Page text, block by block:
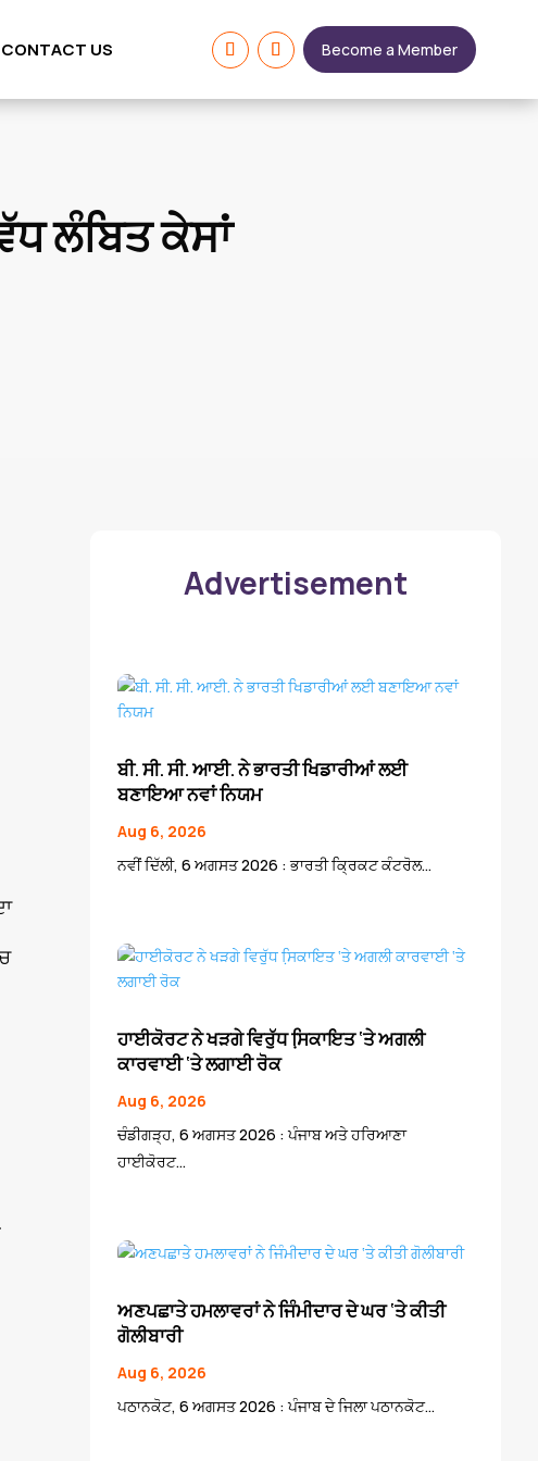
CONTACT US Become a Member
ਲੰਬਿਤ ਕੇਸਾਂ
Advertisement
ਬੀ. ਸੀ. ਸੀ. ਆਈ. ਨੇ ਭਾਰਤੀ ਖਿਡਾਰੀਆਂ ਲਈ
ਬਣਾਇਆ ਨਵਾਂ ਨਿਯਮ
Aug 6, 2026
ਨਵੀਂ ਦਿੱਲੀ, 6 ਅਗਸਤ 2026 : ਭਾਰਤੀ ਕ੍ਰਿਕਟ ਕੰਟਰੋਲ...
ਹਾਈਕੋਰਟ ਨੇ ਖੜਗੇ ਵਿਰੁੱਧ ਸਿ਼ਕਾਇਤ ‘ਤੇ ਅਗਲੀ
ਕਾਰਵਾਈ ‘ਤੇ ਲਗਾਈ ਰੋਕ
Aug 6, 2026
ਚੰਡੀਗੜ੍ਹ, 6 ਅਗਸਤ 2026 : ਪੰਜਾਬ ਅਤੇ ਹਰਿਆਣਾ
ਹਾਈਕੋਰਟ...
ਅਣਪਛਾਤੇ ਹਮਲਾਵਰਾਂ ਨੇ ਜਿੰਮੀਦਾਰ ਦੇ ਘਰ ‘ਤੇ ਕੀਤੀ
ਗੋਲੀਬਾਰੀ
Aug 6, 2026
ਪਠਾਨਕੋਟ, 6 ਅਗਸਤ 2026 : ਪੰਜਾਬ ਦੇ ਜਿਲਾ ਪਠਾਨਕੋਟ...